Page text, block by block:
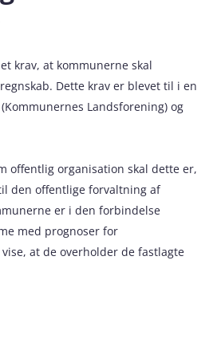
krav, at kommunerne skal
Dette krav er blevet til i en
Landsforening) og
offentlig organisation skal dette er,
den offentlige forvaltning af
er i den forbindelse
med prognoser for
at de overholder de fastlagte